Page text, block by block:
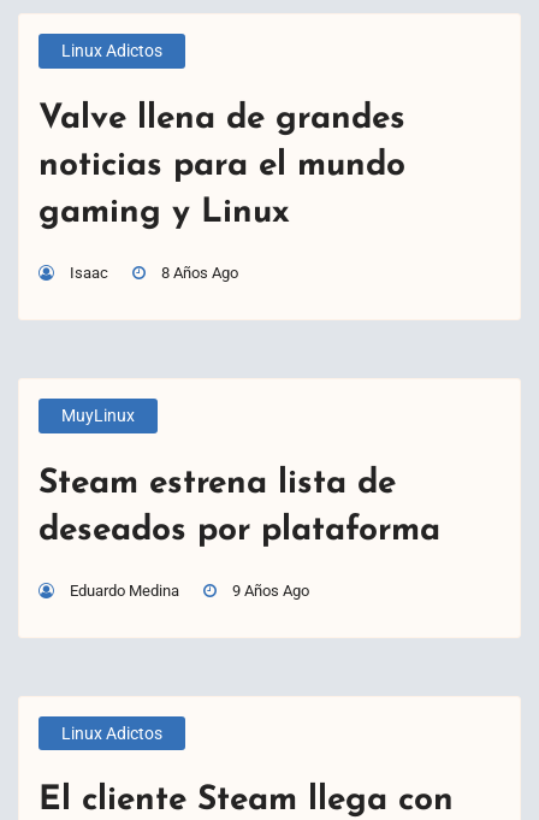
Linux Adictos
Valve llena de grandes
noticias para el mundo
gaming y Linux
Isaac 8 Años Ago
MuyLinux
Steam estrena lista de
deseados por plataforma
Eduardo Medina 9 Años Ago
Linux Adictos
El cliente Steam llega con